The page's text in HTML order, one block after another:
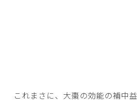
これまさに、大棗の効能の補中